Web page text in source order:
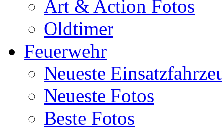
Art & Action Fotos
Oldtimer
Feuerwehr
Neueste
Neueste Fotos
Beste Fotos